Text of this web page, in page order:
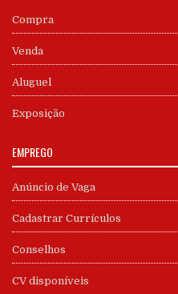
Compra
Venda
Aluguel
Exposição
EMPREGO
Anúncio de Vaga
Cadastrar Currículos
Conselhos
CV disponíveis